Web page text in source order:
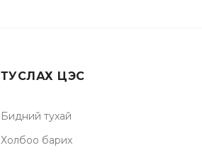
ТУСЛАХ ЦЭС
Бидний тухай
Холбоо барих